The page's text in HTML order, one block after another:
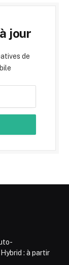
jour
de
: à partir